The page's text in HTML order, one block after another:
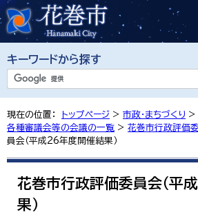
キーワードから探す
現在の位置： トップページ > 市政・まちづくり >
各種審議会等の会議の一覧 > 花巻市行政評価
員会（平成26年度開催結果）
花巻市行政評価委員会（平
果）